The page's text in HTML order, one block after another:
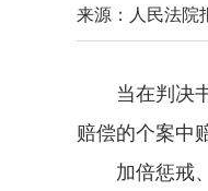
来源：人民法院
当在判决书
赔偿的个案中
加倍惩戒、